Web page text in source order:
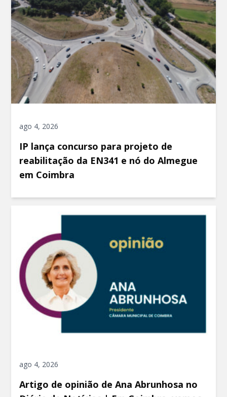
ago 4, 2026
IP lança concurso para projeto de
reabilitação da EN341 e nó do Almegue
em Coimbra
ago 4, 2026
Artigo de opinião de Ana Abrunhosa no